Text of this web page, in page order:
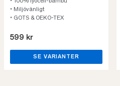
• Miljövänligt
• GOTS & OEKO-TEX
599 kr
SE VARIANTER